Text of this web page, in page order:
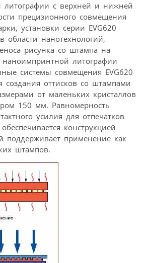
литографии с верхней и нижней
прецизионного совмещения
установки серии EVG620
области нанотехнологий,
рисунка со штампа на
литографии
системы совмещения EVG620
создания оттисков со штампами
от маленьких кристаллов
150 мм. Равномерность
усилия для отпечатков
конструкцией
поддерживает применение как
штампов.